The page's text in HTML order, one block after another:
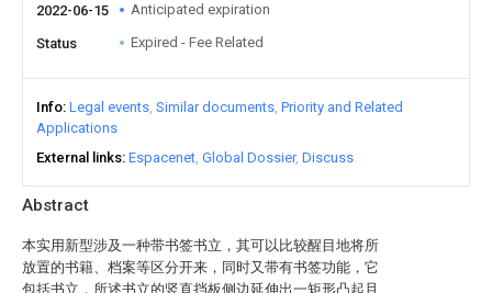
Abstract
本实用新型涉及一种带书签书立，其可以比较醒目地将所
放置的书籍、档案等区分开来，同时又带有书签功能，它
包括书立，所述书立的竖直挡板侧边延伸出一矩形凸起且
2022-06-15 Anticipated expiration
Status Expired - Fee Related
Info Legal events Similar documents Priority and Related
Applications
External links Espacenet Global Dossier Discuss